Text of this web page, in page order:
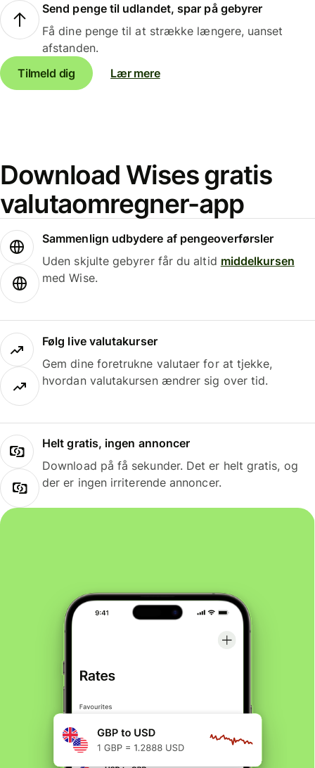
Send penge til udlandet, spar på gebyrer
Få dine penge til at strække længere, uanset
afstanden.
Tilmeld dig
Lær mere
Download Wises gratis
valutaomregner-app
Sammenlign udbydere af pengeoverførsler
Uden skjulte gebyrer får du altid middelkursen
med Wise.
Følg live valutakurser
Gem dine foretrukne valutaer for at tjekke,
hvordan valutakursen ændrer sig over tid.
Helt gratis, ingen annoncer
Download på få sekunder. Det er helt gratis, og
der er ingen irriterende annoncer.